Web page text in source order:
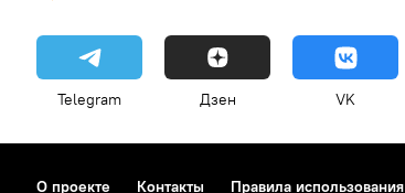
Telegram Дзен VK
О проекте Контакты Правила использования